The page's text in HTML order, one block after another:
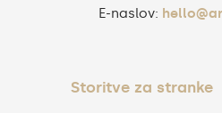
E-naslov:
Storitve za stranke